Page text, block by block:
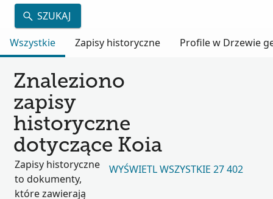
SZUKAJ
Wszystkie
Zapisy historyczne Profile w Drzewie
Znaleziono
zapisy
historyczne
dotyczące Koia
Zapisy historyczne
to dokumenty,
które zawierają
WYŚWIETL WSZYSTKIE 27 402